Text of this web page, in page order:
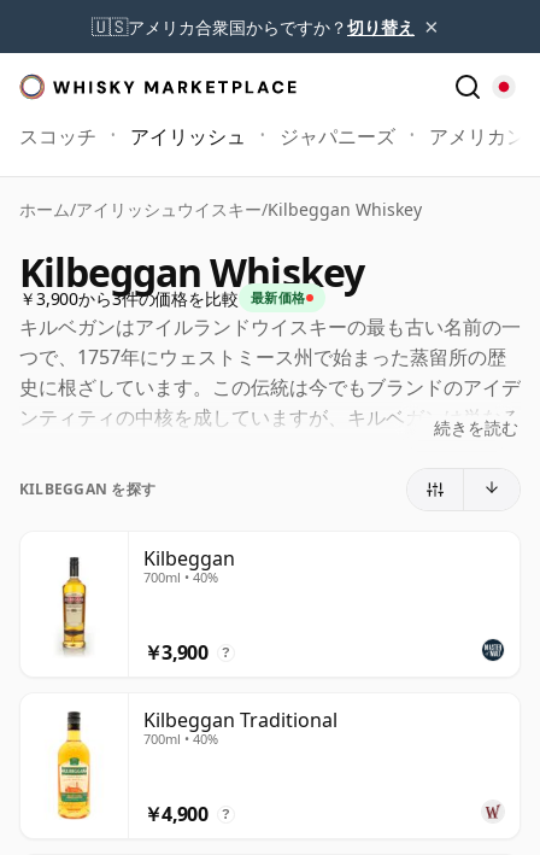
🇺🇸アメリカ合衆国からですか？切り替え ×
スコッチ アイリッシュ ジャパニーズ アメリカン
ホーム/アイリッシュウイスキー/Kilbeggan Whiskey
Kilbeggan Whiskey
￥3,900から3件の価格を比較 最新価格
キルベガンはアイルランドウイスキーの最も古い名前の一
つで、1757年にウェストミース州で始まった蒸留所の歴
史に根ざしています。この伝統は今でもブランドのアイデ
ンティティの中核を成していますが、キルベガンは単なる
た生きた蒸留所であり、現代のアイルランドウイスキーの
ハウススタイルは親しみやすさ、モルトの特徴、そして多
くの3回蒸留アイルランドブレンドよりもやや豊かな質感
を基盤としています。キルベガンのコアブレンデッドウイ
スキーは3回蒸留ではなく2回蒸留で造られており、この
の穀物とモルトの特徴を保持しています。メインブレンド
と並んで、シングルグレーン、トリプルカスク、スモール
バッチライなどの表現がラインナップに含まれており、後
者は歴史的なアイルランドのレシピにインスパイアされた
ライ麦を多用したマッシュビルを採用しています。
続きを読む
KILBEGGAN を探す
Kilbeggan
700ml • 40%
￥3,900 ?
Kilbeggan Traditional
700ml • 40%
￥4,900 ?